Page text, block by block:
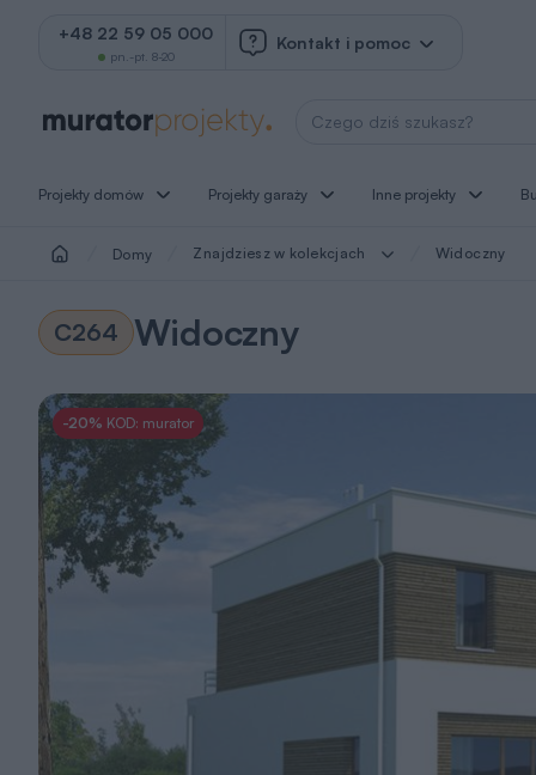
+48 22 59 05 000
pn.-pt. 8-20
Kontakt i pomoc
Wyszukaj projekt
Projekty domów Projekty garaży Inne projekty
Domy Znajdziesz w kolekcjach Widoczny
C264 Widoczny
-20% KOD: murator